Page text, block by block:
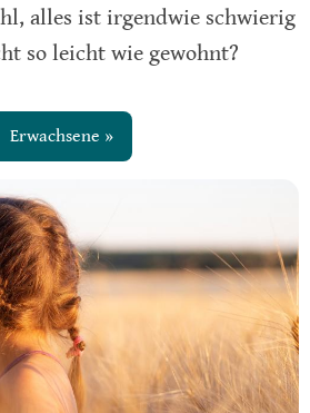
alles ist irgendwie schwierig
so leicht wie gewohnt?
Erwachsene »